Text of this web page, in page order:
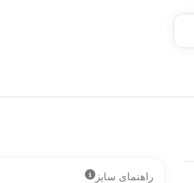
راهنمای سایز